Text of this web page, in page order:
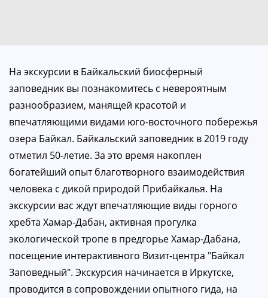
На экскурсии в Байкальский биосферный
заповедник вы познакомитесь с невероятным
разнообразием, манящей красотой и
впечатляющими видами юго-восточного побережья
озера Байкал. Байкальский заповедник в 2019 году
отметил 50-летие. За это время накоплен
богатейший опыт благотворного взаимодействия
человека с дикой природой Прибайкалья. На
экскурсии вас ждут впечатляющие виды горного
хребта Хамар-Дабан, активная прогулка
экологической тропе в предгорье Хамар-Дабана,
посещение интерактивного Визит-центра "Байкал
Заповедный". Экскурсия начинается в Иркутске,
проводится в сопровождении опытного гида, на